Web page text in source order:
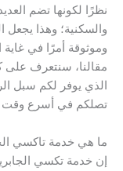
نظرًا لكونها تضم
والسكنية؛ وهذا
وموثوقة أمرًا في
مقالنا، سنتعرف على
الذي يوفر لكم سبل
تصلكم في أسرع وقت
ما هي خدمة تاكسي
إن خدمة تكسي